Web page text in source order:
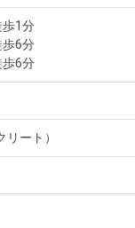
歩1分
歩6分
歩6分
ート）